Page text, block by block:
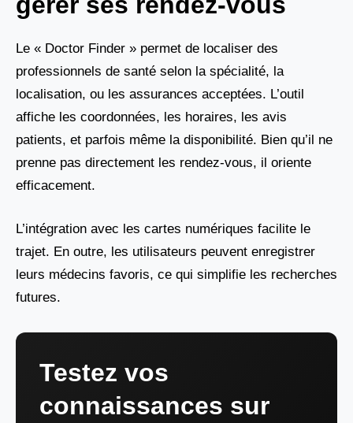
Le « Doctor Finder » permet de localiser des
professionnels de santé selon la spécialité, la
localisation, ou les assurances acceptées. L’outil
affiche les coordonnées, les horaires, les avis
patients, et parfois même la disponibilité. Bien qu’il ne
prenne pas directement les rendez-vous, il oriente
efficacement.
L’intégration avec les cartes numériques facilite le
trajet. En outre, les utilisateurs peuvent enregistrer
leurs médecins favoris, ce qui simplifie les recherches
futures.
Testez vos
connaissances sur